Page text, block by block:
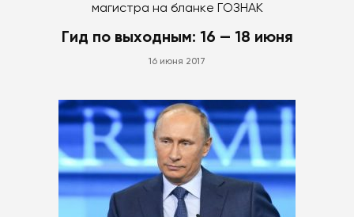
магистра на бланке ГОЗНАК
Гид по выходным: 16 — 18 июня
16 июня 2017